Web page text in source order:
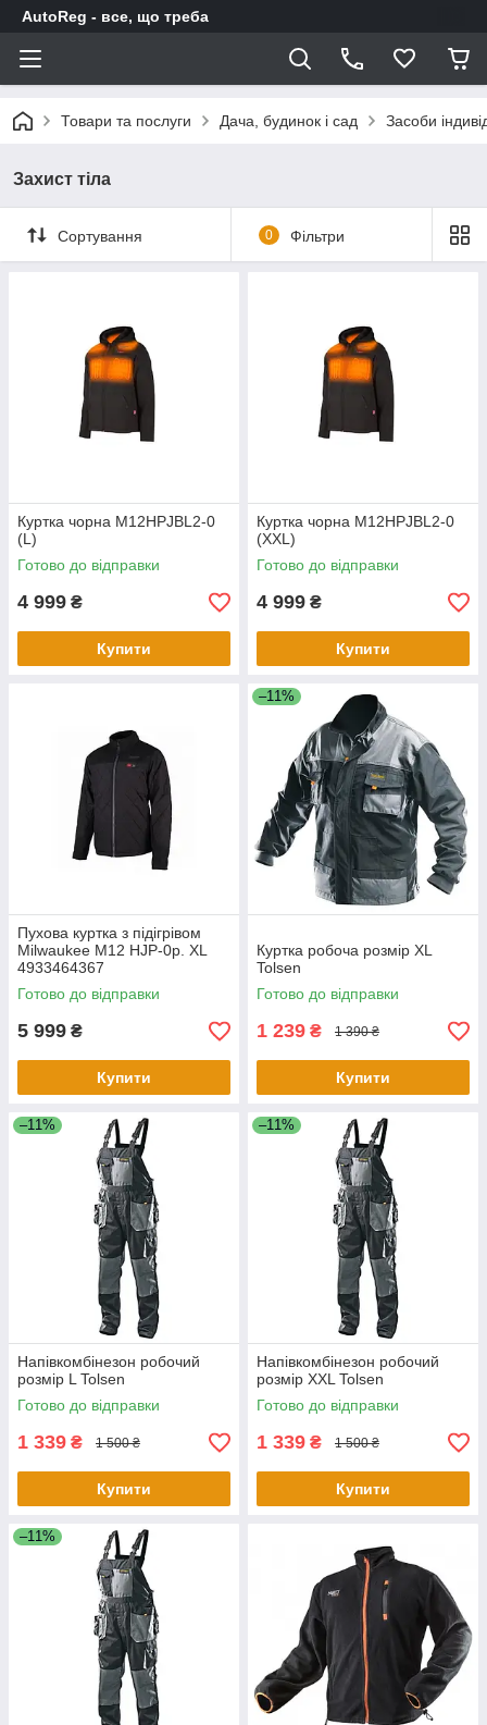
AutoReg - все, що треба
Товари та послуги Дача, будинок і сад Засоби
Захист тіла
Сортування 0 Фільтри
Куртка чорна M12HPJBL2-0
(L)
Готово до відправки
4 999 ₴
Купити
Куртка чорна M12HPJBL2-0
(XXL)
Готово до відправки
4 999 ₴
Купити
Пухова куртка з підігрівом
Milwaukee M12 HJP-0р. XL
4933464367
Готово до відправки
5 999 ₴
Купити
–11%
Куртка робоча розмір XL
Tolsen
Готово до відправки
1 239 ₴ 1 390 ₴
Купити
–11%
Напівкомбінезон робочий
розмір L Tolsen
Готово до відправки
1 339 ₴ 1 500 ₴
Купити
–11%
Напівкомбінезон робочий
розмір XXL Tolsen
Готово до відправки
1 339 ₴ 1 500 ₴
Купити
–11%